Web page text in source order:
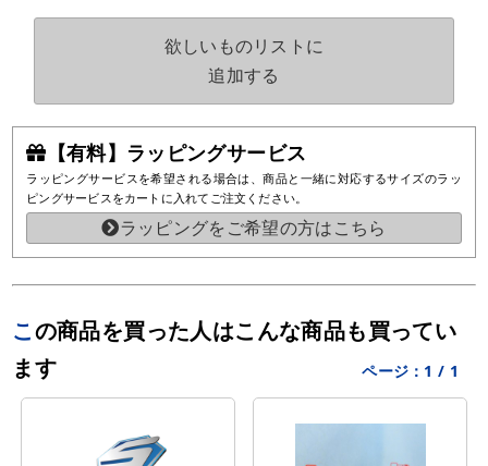
【有料】ラッピングサービス
ラッピングサービスを希望される場合は、商品と一緒に対応するサイズのラッ
ピングサービスをカートに入れてご注文ください。
ラッピングをご希望の方はこちら
欲しいものリストに
追加する
この商品を買った人はこんな商品も買ってい
ます
ページ： 1 / 1